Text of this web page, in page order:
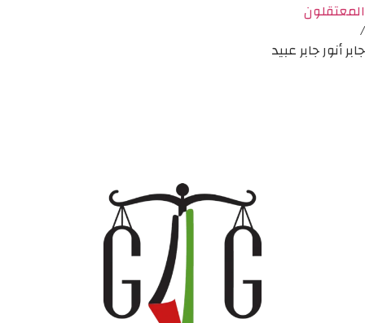
المعتقلون
/
جابر أنور جابر عبيد